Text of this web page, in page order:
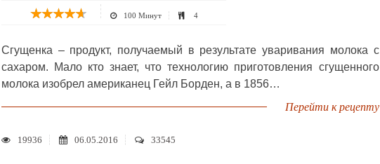
100 Минут 4
Сгущенка – продукт, получаемый в результате уваривания молока с
сахаром. Мало кто знает, что технологию приготовления сгущенного
молока изобрел американец Гейл Борден, а в 1856…
Перейти к рецепту
19936 06.05.2016 33545